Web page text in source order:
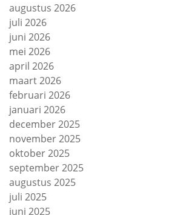
augustus 2026
juli 2026
juni 2026
mei 2026
april 2026
maart 2026
februari 2026
januari 2026
december 2025
november 2025
oktober 2025
september 2025
augustus 2025
juli 2025
juni 2025